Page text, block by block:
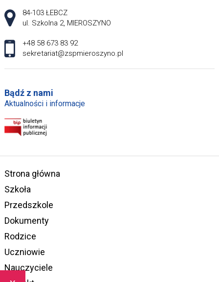
Adres pocztowy:
84-103 ŁEBCZ
ul. Szkolna 2, MIEROSZYNO
+48 58 673 83 92
sekretariat@zspmieroszyno.pl
Bądź z nami
Aktualności i informacje
Strona główna
Szkoła
Przedszkole
Dokumenty
Rodzice
Uczniowie
Nauczyciele